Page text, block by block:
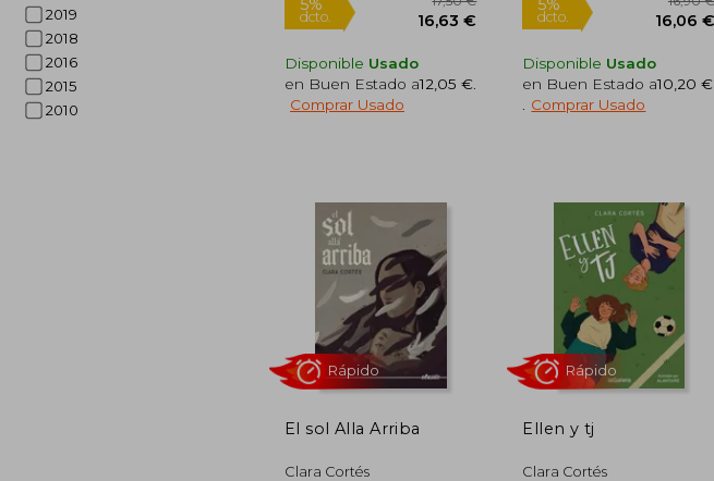
2019
2018
2016
2015
2010
dcto.
Disponible Usado
en Buen Estado a12,05 €
Comprar Usado
dcto.
Disponible Usado
en Buen Estado a10,20 €
Comprar Usado
El sol Alla Arriba
Clara Cortés
Ellen y tj
Clara Cortés